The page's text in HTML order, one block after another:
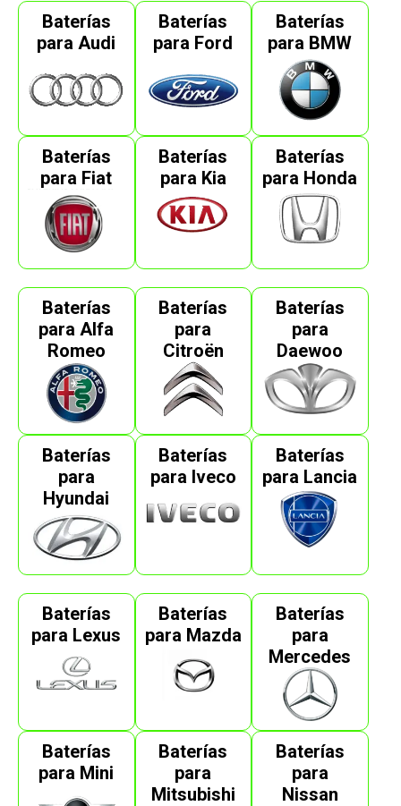
Baterías
para Audi
Baterías
para Ford
Baterías
para BMW
Baterías
para Fiat
Baterías
para Kia
Baterías
para Honda
Baterías
para Alfa
Romeo
Baterías
para
Citroën
Baterías
para
Daewoo
Baterías
para
Hyundai
Baterías
para Iveco
Baterías
para Lancia
Baterías
para Lexus
Baterías
para Mazda
Baterías
para
Mercedes
Baterías
para Mini
Baterías
para
Mitsubishi
Baterías
para
Nissan